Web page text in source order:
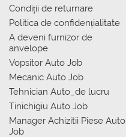
Condiții de returnare
Politica de confidențialitate
A deveni furnizor de
anvelope
Vopsitor Auto Job
Mecanic Auto Job
Tehnician Auto_de lucru
Tinichigiu Auto Job
Manager Achizitii Piese Auto
Job